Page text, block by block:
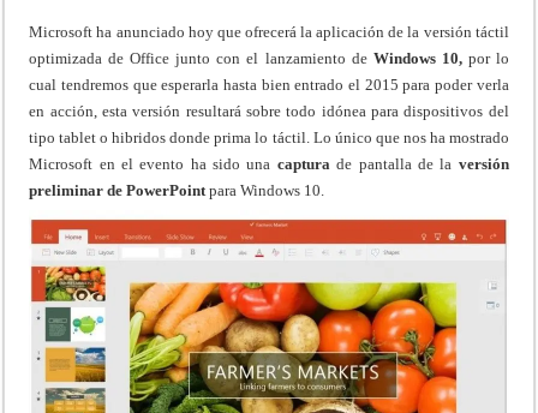
Microsoft ha anunciado hoy que ofrecerá la aplicación de la versión táctil
optimizada de Office junto con el lanzamiento de Windows 10,por lo
cual tendremos que esperarla hasta bien entrado el 2015 para poder verla
en acción, esta versión resultará sobre todo idónea para dispositivos del
tipo tablet o hibridos donde prima lo táctil. Lo único que nos ha mostrado
Microsoft en el evento ha sido una captura de pantalla de la versión
preliminar de PowerPoint para Windows 10.